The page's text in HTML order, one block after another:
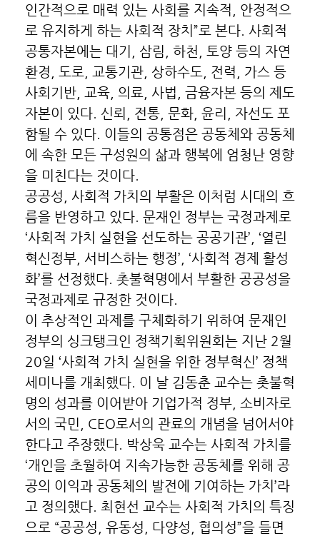
인간적으로 매력 있는 사회를 지속적, 안정적으
로 유지하게 하는 사회적 장치”로 본다. 사회적
공통자본에는 대기, 삼림, 하천, 토양 등의 자연
환경, 도로, 교통기관, 상하수도, 전력, 가스 등
사회기반, 교육, 의료, 사법, 금융자본 등의 제도
자본이 있다. 신뢰, 전통, 문화, 윤리, 자선도 포
함될 수 있다. 이들의 공통점은 공동체와 공동체
에 속한 모든 구성원의 삶과 행복에 엄청난 영향
을 미친다는 것이다.
공공성, 사회적 가치의 부활은 이처럼 시대의 흐
름을 반영하고 있다. 문재인 정부는 국정과제로
‘사회적 가치 실현을 선도하는 공공기관’, ‘열린
혁신정부, 서비스하는 행정’, ‘사회적 경제 활성
화’를 선정했다. 촛불혁명에서 부활한 공공성을
국정과제로 규정한 것이다.
이 추상적인 과제를 구체화하기 위하여 문재인
정부의 싱크탱크인 정책기획위원회는 지난 2월
20일 ‘사회적 가치 실현을 위한 정부혁신’ 정책
세미나를 개최했다. 이 날 김동춘 교수는 촛불혁
명의 성과를 이어받아 기업가적 정부, 소비자로
서의 국민, CEO로서의 관료의 개념을 넘어서야
한다고 주장했다. 박상욱 교수는 사회적 가치를
‘개인을 초월하여 지속가능한 공동체를 위해 공
공의 이익과 공동체의 발전에 기여하는 가치’라
고 정의했다. 최현선 교수는 사회적 가치의 특징
으로 “공공성, 유동성, 다양성, 협의성”을 들면